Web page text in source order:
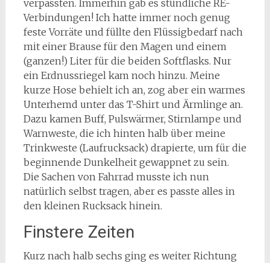
verpassten. Immerhin gab es stündliche RE-
Verbindungen! Ich hatte immer noch genug
feste Vorräte und füllte den Flüssigbedarf nach
mit einer Brause für den Magen und einem
(ganzen!) Liter für die beiden Softflasks. Nur
ein Erdnussriegel kam noch hinzu. Meine
kurze Hose behielt ich an, zog aber ein warmes
Unterhemd unter das T-Shirt und Ärmlinge an.
Dazu kamen Buff, Pulswärmer, Stirnlampe und
Warnweste, die ich hinten halb über meine
Trinkweste (Laufrucksack) drapierte, um für die
beginnende Dunkelheit gewappnet zu sein.
Die Sachen von Fahrrad musste ich nun
natürlich selbst tragen, aber es passte alles in
den kleinen Rucksack hinein.
Finstere Zeiten
Kurz nach halb sechs ging es weiter Richtung